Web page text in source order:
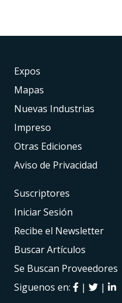
Expos
Mapas
Nuevas Industrias
Impreso
Otras Ediciones
Aviso de Privacidad
Suscriptores
Iniciar Sesión
Recibe el Newsletter
Buscar Artículos
Se Buscan Proveedores
Siguenos en:
| |